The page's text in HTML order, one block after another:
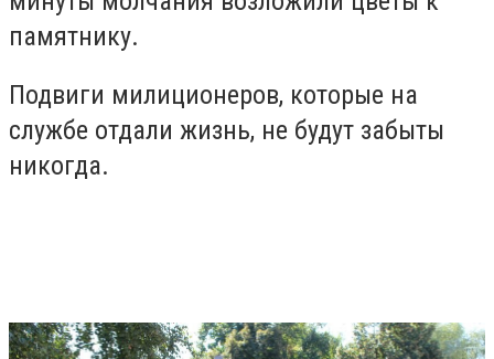
памятнику.
Подвиги милиционеров, которые на
службе отдали жизнь, не будут забыты
никогда.